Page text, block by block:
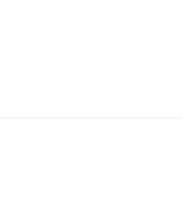
Hotel atau Komersial lainnya